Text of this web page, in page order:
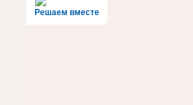
Решаем вместе